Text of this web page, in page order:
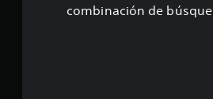
combinación de